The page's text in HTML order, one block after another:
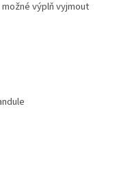
výplň vyjmout